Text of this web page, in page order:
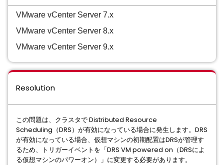
VMware vCenter Server 7.x
VMware vCenter Server 8.x
VMware vCenter Server 9.x
Resolution
この問題は、クラスタで Distributed Resource
Scheduling（DRS）が有効になっている場合に発生します。DRS
が有効になっている場合、仮想マシンの初期配置はDRSが管理す
るため、トリガーイベントを「DRS VM powered on（DRSによ
る仮想マシンのパワーオン）」に変更する必要があります。